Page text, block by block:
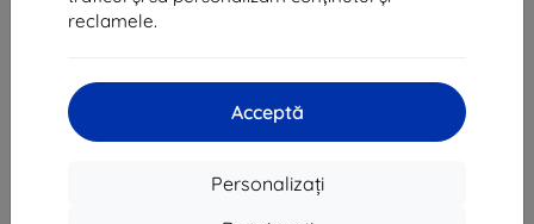
reclamele.
Acceptă
Personalizați
din total
«